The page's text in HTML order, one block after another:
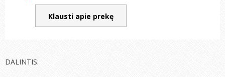
Klausti apie prekę
DALINTIS: